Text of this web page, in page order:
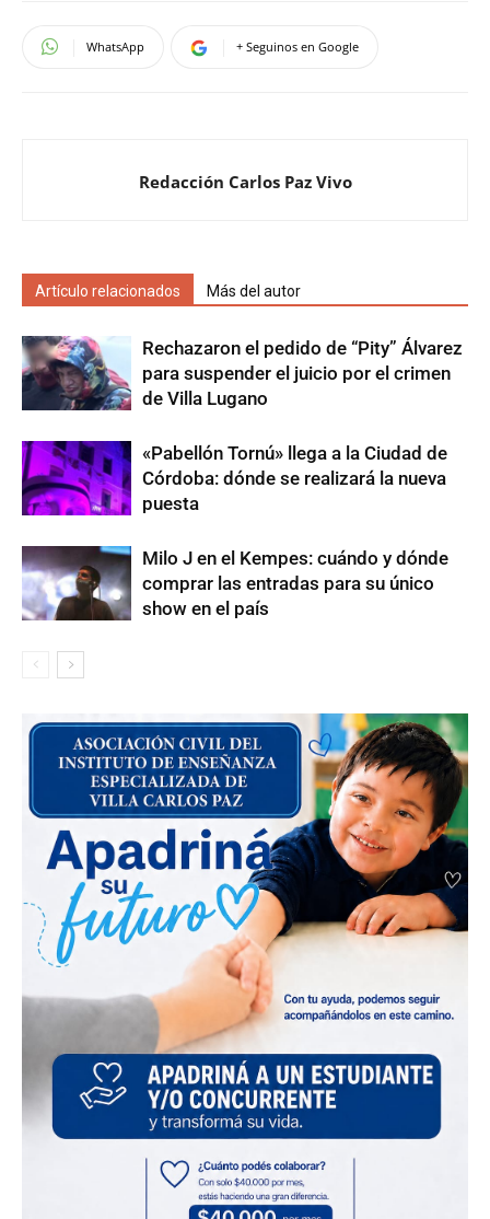
WhatsApp + Seguinos en Google
Redacción Carlos Paz Vivo
Artículo relacionados Más del autor
Rechazaron el pedido de “Pity” Álvarez
para suspender el juicio por el crimen
de Villa Lugano
«Pabellón Tornú» llega a la Ciudad de
Córdoba: dónde se realizará la nueva
puesta
Milo J en el Kempes: cuándo y dónde
comprar las entradas para su único
show en el país